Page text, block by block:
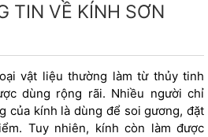
TIN VỀ KÍNH SƠN
vật liệu thường làm từ thủy tinh
dùng rộng rãi. Nhiều người chỉ
của kính là dùng để soi gương, đặt
Tuy nhiên, kính còn làm được